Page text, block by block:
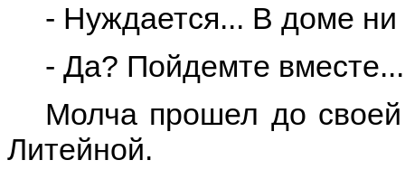
- Нуждается... В доме ни
- Да? Пойдемте вместе...
Молча прошел до
Литейной.